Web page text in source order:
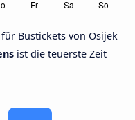
Bustickets von Osijek
ist die teuerste Zeit